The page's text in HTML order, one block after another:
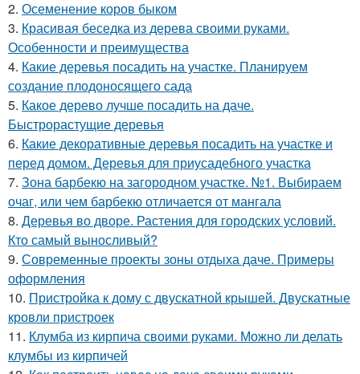
2. Осеменение коров быком
3. Красивая беседка из дерева своими руками.
Особенности и преимущества
4. Какие деревья посадить на участке. Планируем
создание плодоносящего сада
5. Какое дерево лучше посадить на даче.
Быстрорастущие деревья
6. Какие декоративные деревья посадить на участке и
перед домом. Деревья для приусадебного участка
7. Зона барбекю на загородном участке. №1. Выбираем
очаг, или чем барбекю отличается от мангала
8. Деревья во дворе. Растения для городских условий.
Кто самый выносливый?
9. Современные проекты зоны отдыха даче. Примеры
оформления
10. Пристройка к дому с двускатной крышей. Двускатные
кровли пристроек
11. Клумба из кирпича своими руками. Можно ли делать
клумбы из кирпичей